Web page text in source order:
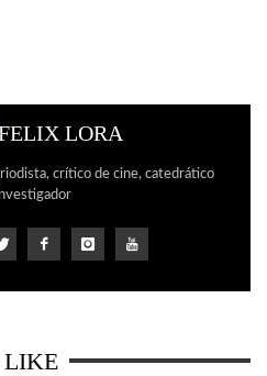
LORA
crítico de cine, catedrático
LIKE